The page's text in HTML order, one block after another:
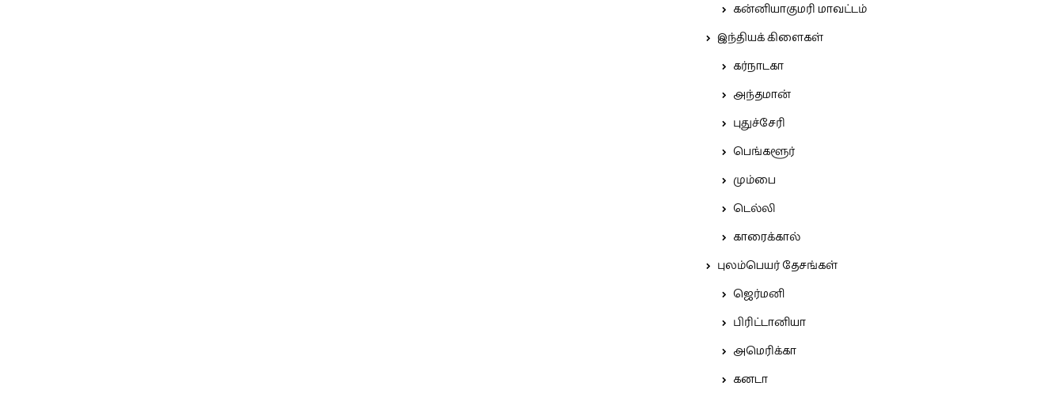
கன்னியாகுமரி மாவட்டம்
இந்தியக் கிளைகள்
கர்நாடகா
அந்தமான்
புதுச்சேரி
பெங்களூர்
மும்பை
டெல்லி
காரைக்கால்
புலம்பெயர் தேசங்கள்
ஜெர்மனி
பிரிட்டானியா
அமெரிக்கா
கனடா